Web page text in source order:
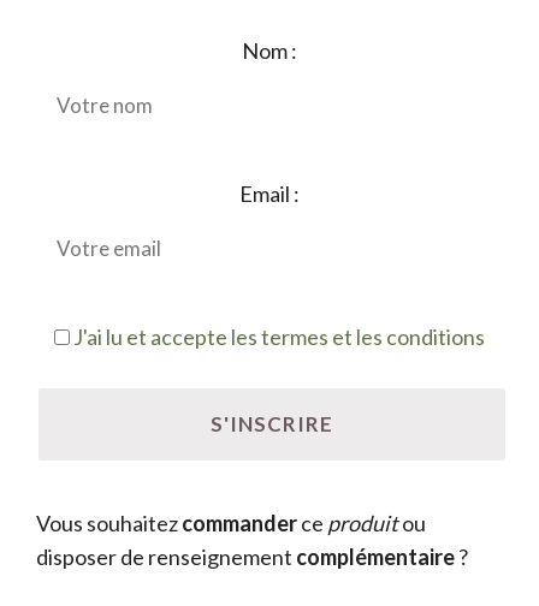
Nom :
Email :
J'ai lu et accepte les termes et les conditions
Vous souhaitezcommanderce produitou
disposer de renseignement complémentaire?